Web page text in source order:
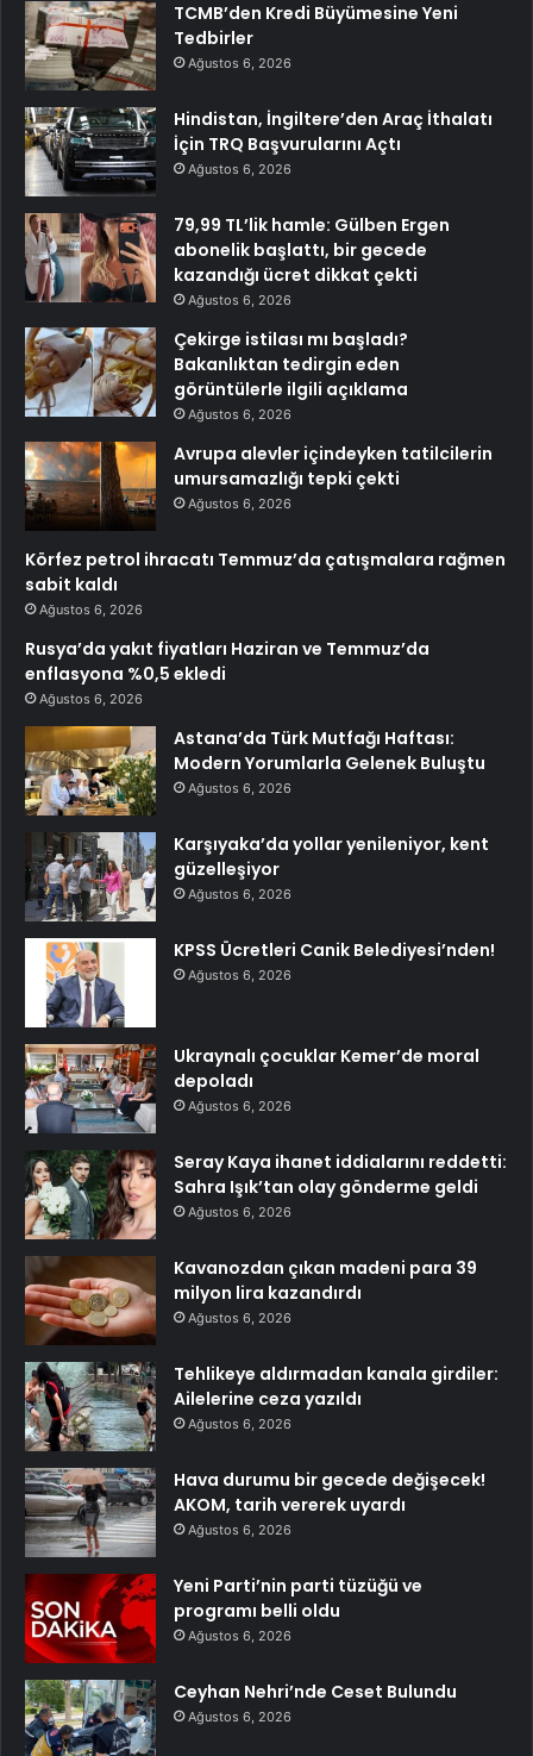
TCMB’den Kredi Büyümesine Yeni
Tedbirler
Ağustos 6, 2026
Hindistan, İngiltere’den Araç İthalatı
İçin TRQ Başvurularını Açtı
Ağustos 6, 2026
79,99 TL’lik hamle: Gülben Ergen
abonelik başlattı, bir gecede
kazandığı ücret dikkat çekti
Ağustos 6, 2026
Çekirge istilası mı başladı?
Bakanlıktan tedirgin eden
görüntülerle ilgili açıklama
Ağustos 6, 2026
Avrupa alevler içindeyken tatilcilerin
umursamazlığı tepki çekti
Ağustos 6, 2026
Körfez petrol ihracatı Temmuz’da çatışmalara rağmen
sabit kaldı
Ağustos 6, 2026
Rusya’da yakıt fiyatları Haziran ve Temmuz’da
enflasyona %0,5 ekledi
Ağustos 6, 2026
Astana’da Türk Mutfağı Haftası:
Modern Yorumlarla Gelenek Buluştu
Ağustos 6, 2026
Karşıyaka’da yollar yenileniyor, kent
güzelleşiyor
Ağustos 6, 2026
KPSS Ücretleri Canik Belediyesi’nden!
Ağustos 6, 2026
Ukraynalı çocuklar Kemer’de moral
depoladı
Ağustos 6, 2026
Seray Kaya ihanet iddialarını reddetti:
Sahra Işık’tan olay gönderme geldi
Ağustos 6, 2026
Kavanozdan çıkan madeni para 39
milyon lira kazandırdı
Ağustos 6, 2026
Tehlikeye aldırmadan kanala girdiler:
Ailelerine ceza yazıldı
Ağustos 6, 2026
Hava durumu bir gecede değişecek!
AKOM, tarih vererek uyardı
Ağustos 6, 2026
Yeni Parti’nin parti tüzüğü ve
programı belli oldu
Ağustos 6, 2026
Ceyhan Nehri’nde Ceset Bulundu
Ağustos 6, 2026